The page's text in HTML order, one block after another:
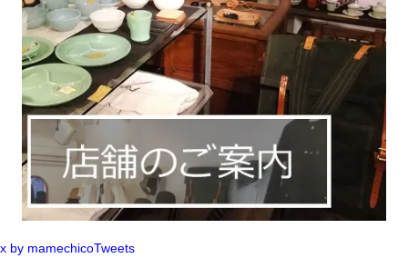
x by mamechicoTweets